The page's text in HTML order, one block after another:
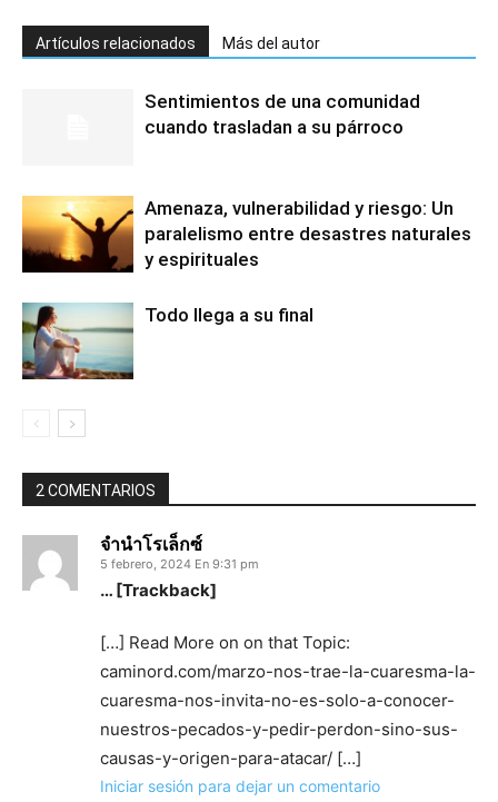
Artículos relacionados Más del autor
Sentimientos de una comunidad
cuando trasladan a su párroco
Amenaza, vulnerabilidad y riesgo: Un
paralelismo entre desastres naturales
y espirituales
Todo llega a su final
2 COMENTARIOS
จำนำโรเล็กซ์
5 febrero, 2024 En 9:31 pm
… [Trackback]
[…] Read More on on that Topic:
caminord.com/marzo-nos-trae-la-cuaresma-la-
cuaresma-nos-invita-no-es-solo-a-conocer-
nuestros-pecados-y-pedir-perdon-sino-sus-
causas-y-origen-para-atacar/ […]
Iniciar sesión para dejar un comentario